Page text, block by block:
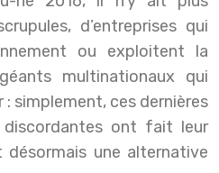
d’entreprises qui
ou exploitent la
multinationaux qui
simplement, ces dernières
discordantes ont fait leur
désormais une alternative